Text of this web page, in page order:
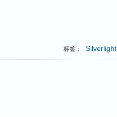
标签： Silverlight